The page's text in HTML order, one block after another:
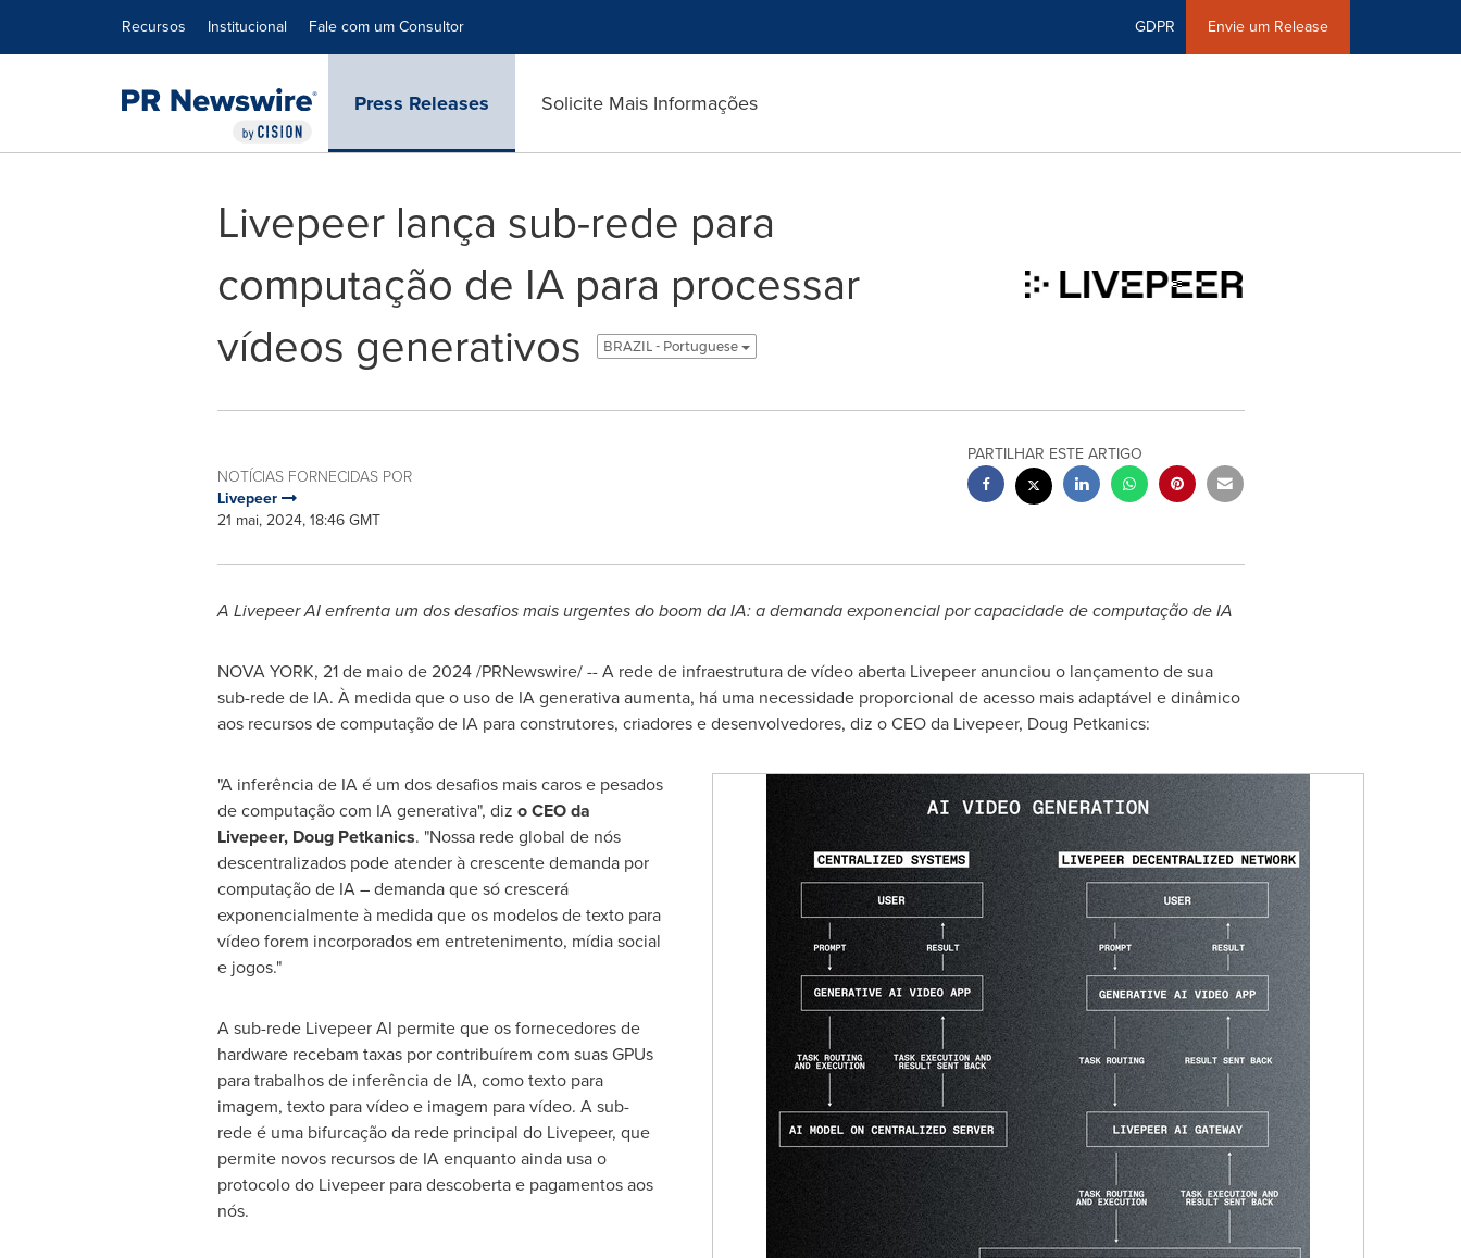
Recursos Institucional Fale com um Consultor GDPR Envie um Release
Press Releases Solicite Mais Informações
Livepeer lança sub-rede para
computação de IA para processar
vídeos generativos
BRAZIL - Portuguese
NOTÍCIAS FORNECIDAS POR
Livepeer
21 mai, 2024, 18:46 GMT
PARTILHAR ESTE ARTIGO
A Livepeer AI enfrenta um dos desafios mais urgentes do boom da IA: a demanda exponencial por capacidade de computação de IA
NOVA YORK, 21 de maio de 2024/PRNewswire/ -- A rede de infraestrutura de vídeo aberta Livepeer anunciou o lançamento de sua
sub-rede de IA. À medida que o uso de IA generativa aumenta, há uma necessidade proporcional de acesso mais adaptável e dinâmico
aos recursos de computação de IA para construtores, criadores e desenvolvedores, diz o CEO da Livepeer, Doug Petkanics:
"A inferência de IA é um dos desafios mais caros e pesados
de computação com IA generativa", diz o CEO da
Livepeer, Doug Petkanics. "Nossa rede global de nós
descentralizados pode atender à crescente demanda por
computação de IA – demanda que só crescerá
exponencialmente à medida que os modelos de texto para
vídeo forem incorporados em entretenimento, mídia social
e jogos."
A sub-rede Livepeer AI permite que os fornecedores de
hardware recebam taxas por contribuírem com suas GPUs
para trabalhos de inferência de IA, como texto para
imagem, texto para vídeo e imagem para vídeo. A sub-
rede é uma bifurcação da rede principal do Livepeer, que
permite novos recursos de IA enquanto ainda usa o
protocolo do Livepeer para descoberta e pagamentos aos
nós.